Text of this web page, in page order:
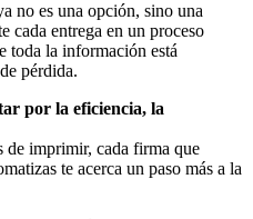
no es una opción, sino una
cada entrega en un proceso
toda la información está
pérdida.
por la eficiencia, la
de imprimir, cada firma que
te acerca un paso más a la